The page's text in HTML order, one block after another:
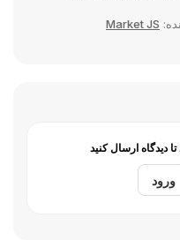
Market JS
دیدگاه ارسال کنید
ورود